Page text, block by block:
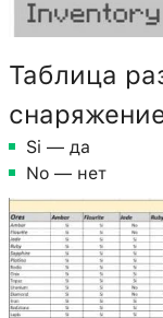
Таблица
Si — да
No — нет